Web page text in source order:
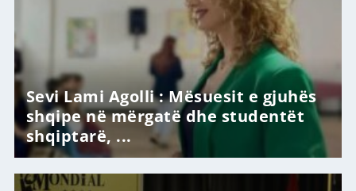
Sevi Lami Agolli : Mësuesit e gjuhës
shqipe në mërgatë dhe studentët
shqiptarë, ...